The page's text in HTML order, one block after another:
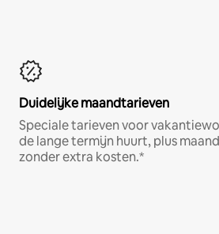
Duidelijke maandtarieven
Speciale tarieven voor
de lange termijn huurt, plus
zonder extra kosten.*